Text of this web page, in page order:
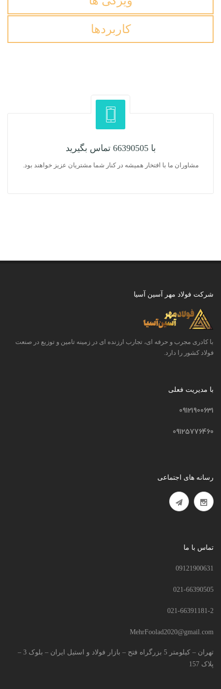
کاربردها
با 66390505 تماس بگیرید
مشاوران ما با افتخار همیشه در کنار شما مشتریان عزیز خواهند بود.
شرکت فولاد مهر آسین آسیا
با کادری مجرب و حرفه ای، تجارب ارزنده ای در زمینه تامین و توزیع در صنعت
فولاد کشور را دارد.
با مدیریت فعلی
09121900631
09125776460
رسانه های اجتماعی
تماس با ما
09121900631
021-66390505
021-66391181-2
MehrFoolad2020@gmail.com
تهران – کیلومتر 5 بزرگراه فتح – بازار فولاد و استیل ایران – بلوک 3 –
پلاک 157